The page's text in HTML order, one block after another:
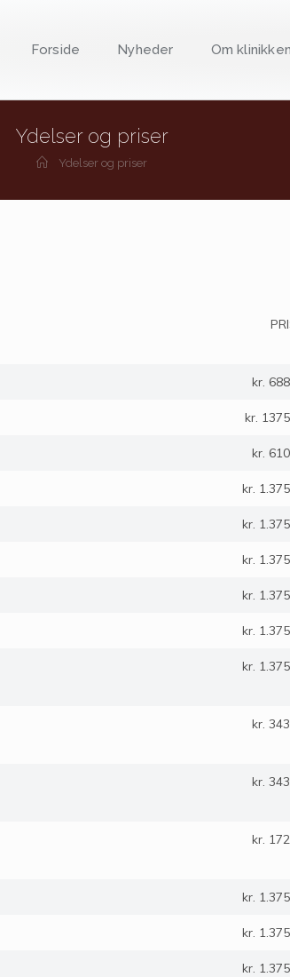
Forside Nyheder Om klinikken
Ydelser og priser
Ydelser og priser
kr.
kr.
kr.
kr.
kr.
kr.
kr.
kr.
kr.
kr.
kr.
kr.
kr.
kr.
kr.